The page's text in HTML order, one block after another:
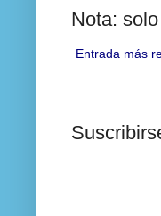
Nota:
Entrada más